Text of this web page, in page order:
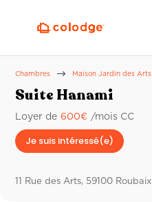
Chambres $ Maison Jardin des Arts
Suite Hanami
Loyer de 600€ /mois CC
Je suis intéressé(e)
11 Rue des Arts, 59100 Roubaix